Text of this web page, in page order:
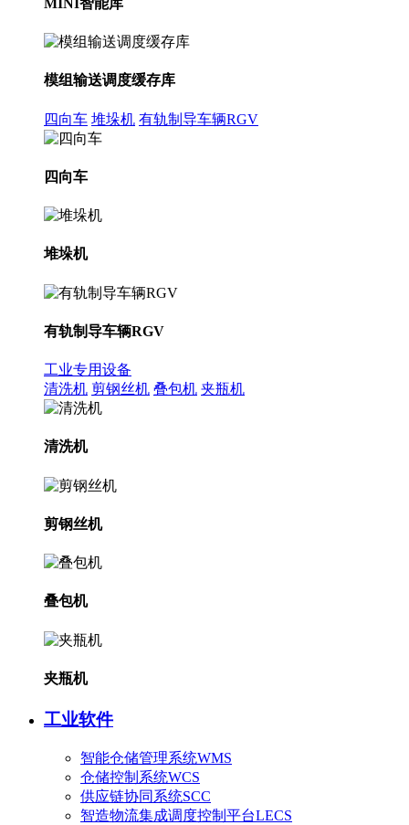
模组输送调度缓存库
四向车 堆垛机 有轨制导车辆RGV
四向车
堆垛机
有轨制导车辆RGV
工业专用设备
清洗机 剪钢丝机 叠包机 夹瓶机
清洗机
剪钢丝机
叠包机
夹瓶机
工业软件
智能仓储管理系统WMS
仓储控制系统WCS
供应链协同系统SCC
智造物流集成调度控制平台LECS